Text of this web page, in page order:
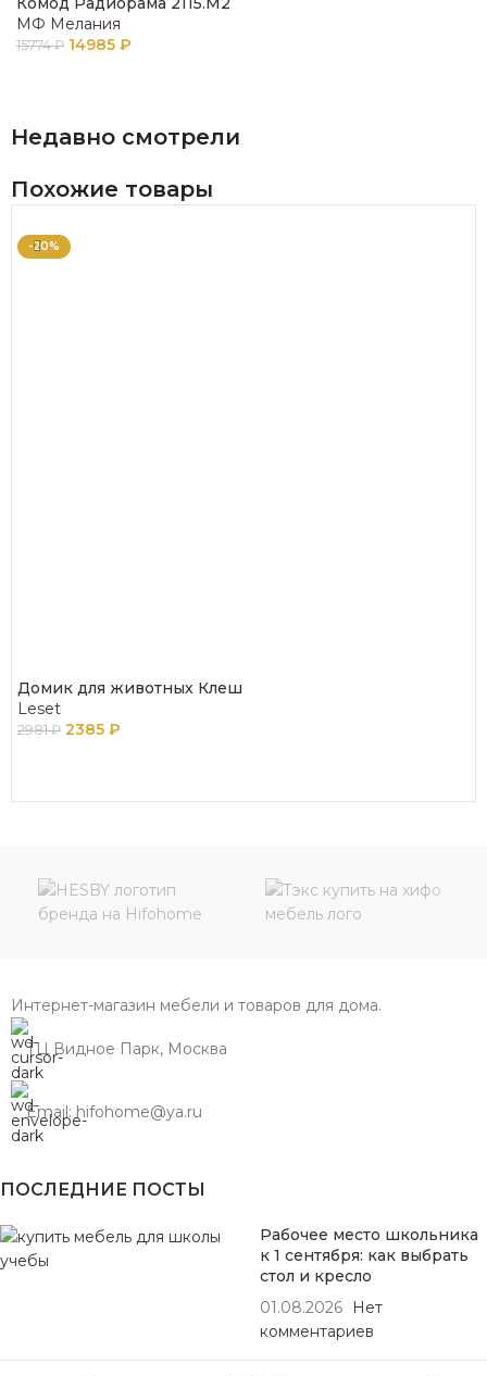
МФ Мелания
15774₽ 14985 ₽
Недавно смотрели
Похожие товары
-20%
Домик для животных Клеш
Leset
2981₽ 2385 ₽
Интернет-магазин мебели и товаров для дома.
ТЦ Видное Парк, Москва
Email: hifohome@ya.ru
ПОСЛЕДНИЕ ПОСТЫ
Рабочее место школьника
к 1 сентября: как выбрать
стол и кресло
01.08.2026
Нет
комментариев